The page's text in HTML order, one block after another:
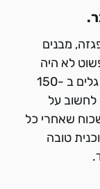
הופגזה, מבנים
לא היה
חשק. באותה תקופה דירות נמכרו בבת גלים ב 150-
לחשוב על
שאחרי כל
טובה